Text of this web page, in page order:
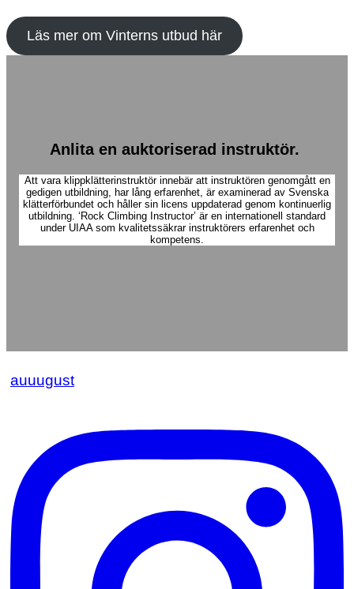
Läs mer om Vinterns utbud här
Anlita en auktoriserad instruktör.
Att vara klippklätterinstruktör innebär att instruktören genomgått en
gedigen utbildning, har lång erfarenhet, är examinerad av Svenska
klätterförbundet och håller sin licens uppdaterad genom kontinuerlig
utbildning. ‘Rock Climbing Instructor’ är en internationell standard
under UIAA som kvalitetssäkrar instruktörers erfarenhet och
kompetens.
auuugust